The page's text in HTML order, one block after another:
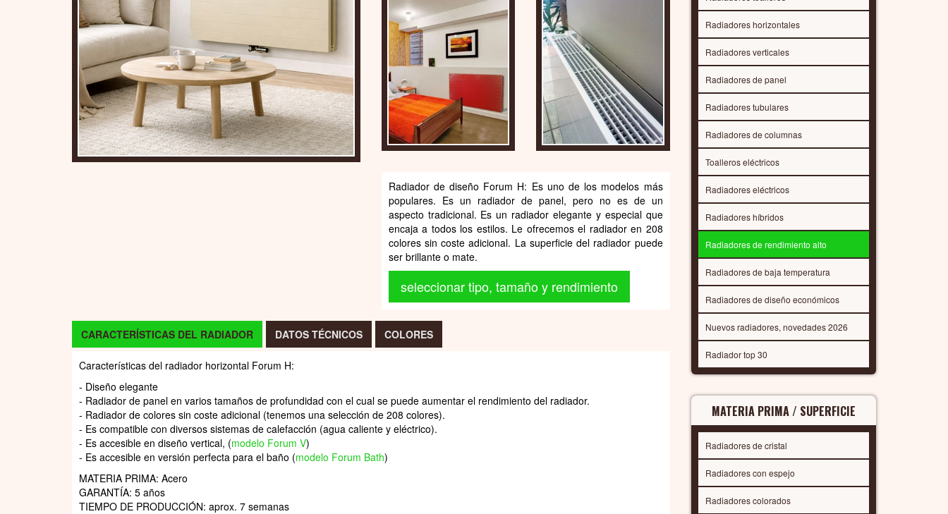
Radiador de diseño Forum H: Es uno de los modelos más
populares. Es un radiador de panel, pero no es de un
aspecto tradicional. Es un radiador elegante y especial que
encaja a todos los estilos. Le ofrecemos el radiador en 208
colores sin coste adicional. La superficie del radiador puede
ser brillante o mate.
seleccionar tipo, tamaño y rendimiento
CARACTERÍSTICAS DEL RADIADOR DATOS TÉCNICOS COLORES
Características del radiador horizontal Forum H:
- Diseño elegante
- Radiador de panel en varios tamaños de profundidad con el cual se puede aumentar el rendimiento del radiador.
- Radiador de colores sin coste adicional (tenemos una selección de 208 colores).
- Es compatible con diversos sistemas de calefacción (agua caliente y eléctrico).
- Es accesible en diseño vertical, (modelo Forum V)
- Es accesible en versión perfecta para el baño (modelo Forum Bath)
MATERIA PRIMA: Acero
GARANTÍA: 5 años
TIEMPO DE PRODUCCIÓN: aprox. 7 semanas
Radiadores horizontales
Radiadores verticales
Radiadores de panel
Radiadores tubulares
Radiadores de columnas
Toalleros eléctricos
Radiadores eléctricos
Radiadores híbridos
Radiadores de rendimiento alto
Radiadores de baja temperatura
Radiadores de diseño económicos
Nuevos radiadores, novedades 2026
Radiador top 30
MATERIA PRIMA / SUPERFICIE
Radiadores de cristal
Radiadores con espejo
Radiadores colorados